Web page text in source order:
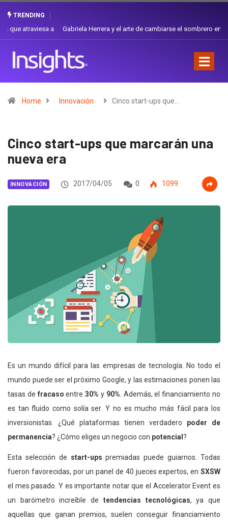
TRENDING
Gabriela Herrera y el arte de cambiarse el sombrero en Corporación
Home Innovación Cinco start-ups que…
Cinco start-ups que marcarán una
nueva era
INNOVACIÓN 2017/04/05 0 1099
Es un mundo difícil para las empresas de tecnología. No todo el
mundo puede ser el próximo Google, y las estimaciones ponen las
tasas de fracaso entre30% y 90% . Además, el financiamiento no
es tan fluido como solía ser. Y no es mucho más fácil para los
inversionistas. ¿Qué plataformas tienen verdadero poder de
permanencia? ¿Cómo eliges un negocio con potencial ?
Esta selección de start-ups premiadas puede guiarnos. Todas
fueron favorecidas, por un panel de 40 jueces expertos, en SXSW
el mes pasado. Y es importante notar que el Accelerator Event es
un barómetro increíble de tendencias tecnológicas, ya que
aquellas que ganan premios, suelen conseguir financiamiento